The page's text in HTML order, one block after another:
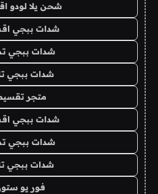
شحن يلا لودو
شدات ببجي
شدات ببجي
شدات ببجي
متجر
شدات ببجي
شدات ببجي
شدات ببجي
فور يو